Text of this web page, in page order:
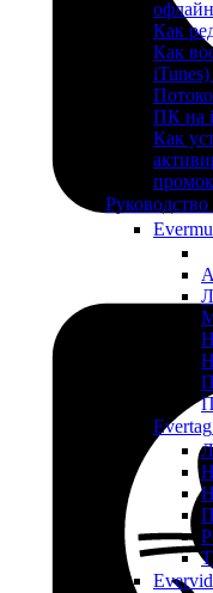
Как
Как
ПК на
Как
Руководство
Evertag